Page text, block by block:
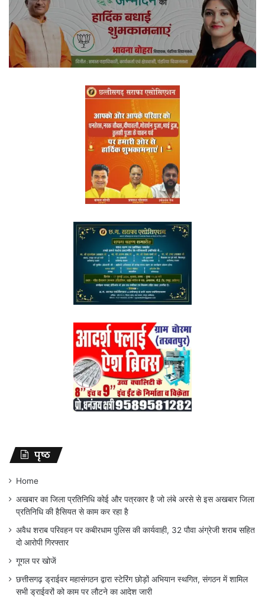
पृष्ठ
Home
अखबार का जिला प्रतिनिधि कोई और पत्रकार है जो लंबे अरसे से इस अखबार जिला
प्रतिनिधि की हैसियत से काम कर रहा है
अवैध शराब परिवहन पर कबीरधाम पुलिस की कार्यवाही, 32 पौवा अंग्रेजी शराब सहित
दो आरोपी गिरफ्तार
गूगल पर खोजें
छत्तीसगढ़ ड्राईवर महासंगठन द्वारा स्टेरिंग छोड़ों अभियान स्थगित, संगठन में शामिल
सभी ड्राईवरों को काम पर लौटने का आदेश जारी